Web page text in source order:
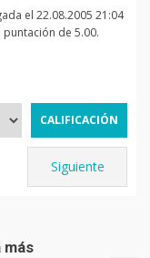
el 22.08.2005 21:04
de 5.00.
Siguiente
más